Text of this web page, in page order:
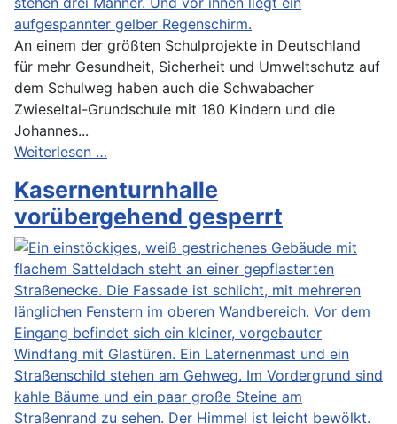
An einem der größten Schulprojekte in Deutschland
für mehr Gesundheit, Sicherheit und Umweltschutz auf
dem Schulweg haben auch die Schwabacher
Zwieseltal-Grundschule mit 180 Kindern und die
Johannes...
Weiterlesen …
Kasernenturnhalle
vorübergehend gesperrt